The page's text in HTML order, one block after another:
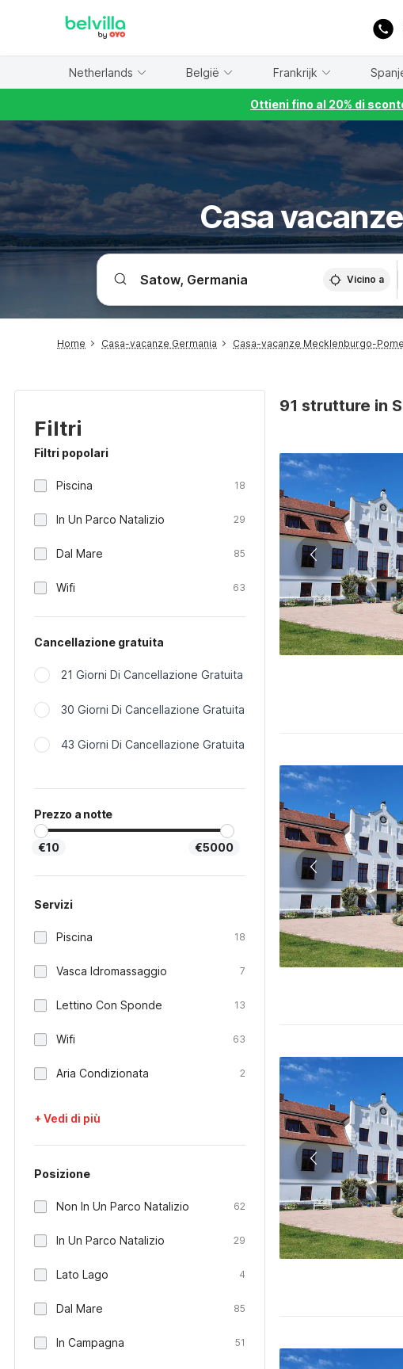
Netherlands België Frankrijk
Ottieni fino al 20% di
Casa
Vicino a
Home Casa-vacanze Germania Casa-vacanze Mecklenburgo-
Filtri
Filtri popolari
Piscina 18
In Un Parco Natalizio 29
Dal Mare 85
Wifi 63
Cancellazione gratuita
21 Giorni Di Cancellazione Gratuita
30 Giorni Di Cancellazione Gratuita
43 Giorni Di Cancellazione Gratuita
Prezzo a notte
€10 €5000
Servizi
Piscina 18
Vasca Idromassaggio 7
Lettino Con Sponde 13
Wifi 63
Aria Condizionata 2
+ Vedi di più
Posizione
Non In Un Parco Natalizio 62
In Un Parco Natalizio 29
Lato Lago 4
Dal Mare 85
In Campagna 51
91 strutture in